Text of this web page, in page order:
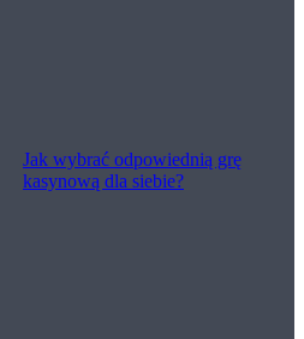
Jak wybrać odpowiednią grę
kasynową dla siebie?